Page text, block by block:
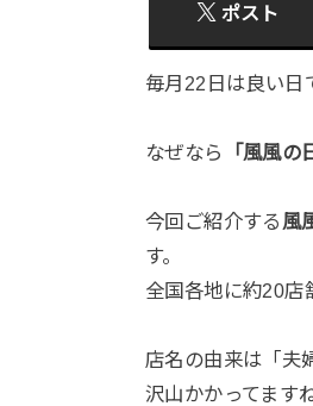
ポスト
毎月22日は良い日
なぜなら 「風風の
今回ご紹介する 風
す。
全国各地に約20店
店名の由来は「夫
沢山かかってますね